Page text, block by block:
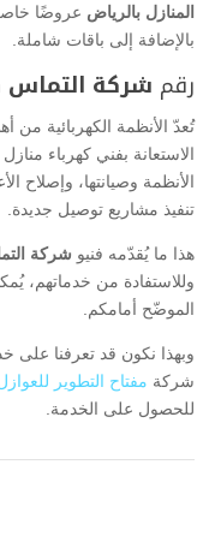
المنازل بالرياض عروضًا
بالإضافة إلى باقات شاملة.
رقم شركة التماس
تُعدّ الأنظمة الكهربائية من
الاستعانة بفني كهرباء
الأنظمة وصيانتها، وإصلاح
تنفيذ مشاريع توصيل جديدة.
هذا ما يُقدّمه فنيو شركة
وللاستفادة من خدماتهم،
الموضّح أمامكم.
وبهذا نكون قد تعرفنا
شركة مفتاح التطوير
للحصول على الخدمة.